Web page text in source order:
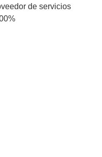
de servicios